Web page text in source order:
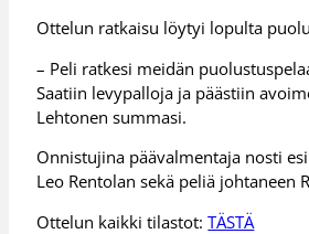
Ottelun ratkaisu löytyi lopulta
– Peli ratkesi meidän
Saatiin levypalloja ja päästiin
Lehtonen summasi.
Onnistujina päävalmentaja nosti
Leo Rentolan sekä peliä johtaneen
Ottelun kaikki tilastot:TÄSTÄ